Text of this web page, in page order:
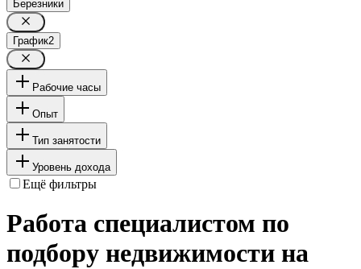
Березники
График2
Рабочие часы
Опыт
Тип занятости
Уровень дохода
Ещё фильтры
Работа специалистом по
подбору недвижимости на